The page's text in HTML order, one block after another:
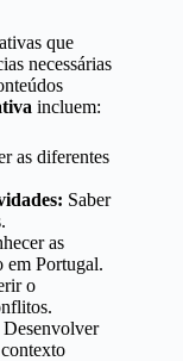
que
necessárias
incluem:
as diferentes
Saber
as
em Portugal.
o
Desenvolver